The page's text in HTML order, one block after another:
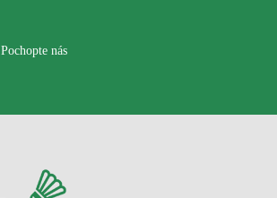
Pochopte nás